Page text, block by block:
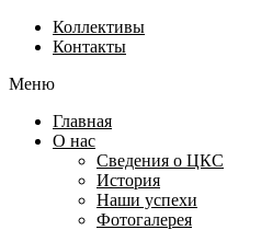
Коллективы
Контакты
Меню
Главная
О нас
Сведения о ЦКС
История
Наши успехи
Фотогалерея